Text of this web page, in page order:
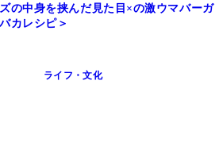
の中身を挟んだ見た目×の激ウマバーガ
カレシピ＞
ライフ・文化